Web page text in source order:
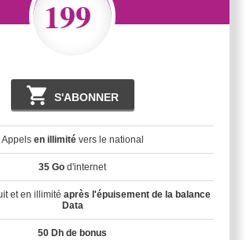
199
Dh
Appels en illimitévers le national
35 Go d'internet
et en illimité après l'épuisement de la balance
Data
50 Dh de bonus